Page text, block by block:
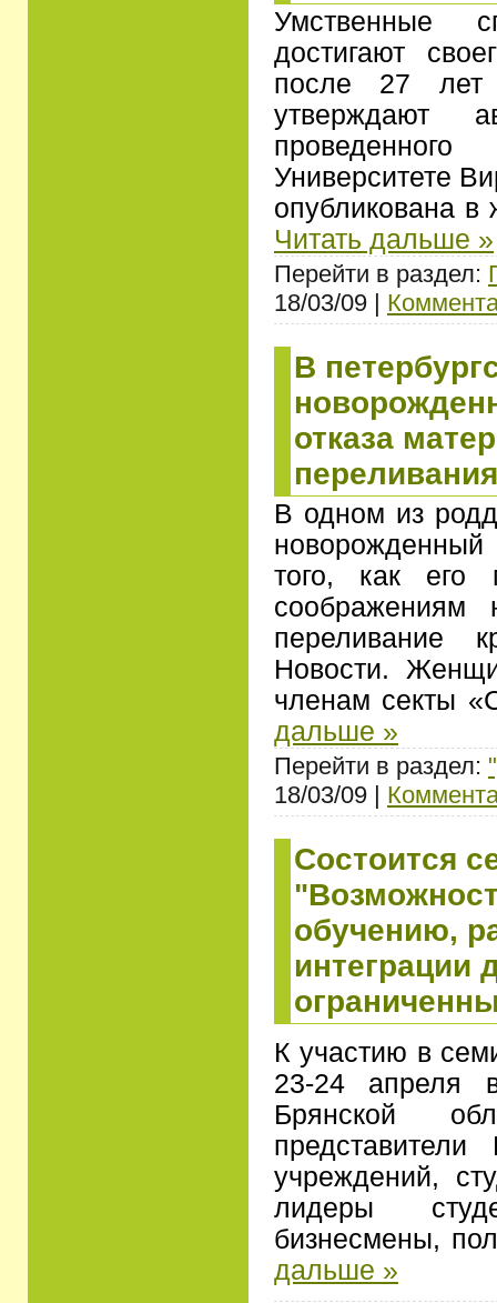
Умственные
достигают
после 27 лет
утверждают
Университете
опубликована
Читать дальше »
Перейти в раздел:
18/03/09 |
В
отказа
В одном из
того, как его
соображениям
переливание
Новости.
членам секты
дальше »
Перейти в раздел:
18/03/09 |
Состоится
обучению,
интеграции
К участию в
23-24 апреля
Брянской
представители
учреждений,
лидеры
бизнесмены,
дальше »